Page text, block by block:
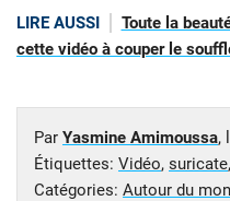
LIRE AUSSI
Toute la
cette vidéo à couper le
Par Yasmine Amimoussa,
Étiquettes: Vidéo, suricate,
Catégories: Autour du